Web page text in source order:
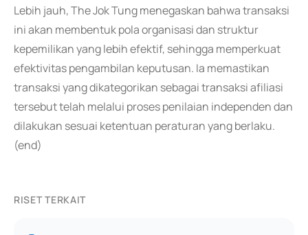
Lebih jauh, The Jok Tung menegaskan bahwa transaksi
ini akan membentuk pola organisasi dan struktur
kepemilikan yang lebih efektif, sehingga memperkuat
efektivitas pengambilan keputusan. Ia memastikan
transaksi yang dikategorikan sebagai transaksi afiliasi
tersebut telah melalui proses penilaian independen dan
dilakukan sesuai ketentuan peraturan yang berlaku.
(end)
RISET TERKAIT